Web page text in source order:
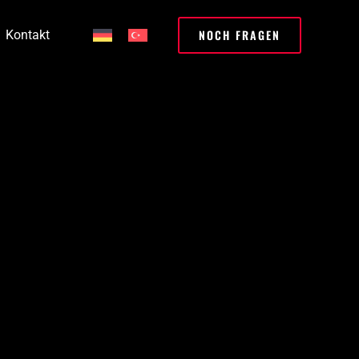
Kontakt NOCH FRAGEN